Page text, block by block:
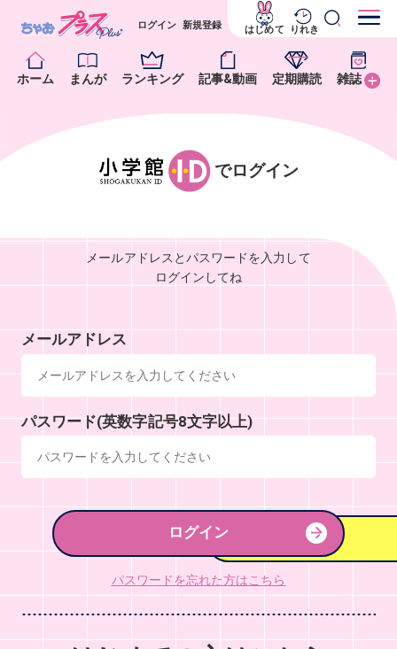
ホーム まんが ランキング 記事&動画 定期購読 雑誌
ログイン 新規登録 はじめて りれき
でログイン
メールアドレスとパスワードを入力して
ログインしてね
メールアドレス
パスワード(英数字記号8文字以上)
ログイン
パスワードを忘れた方はこちら